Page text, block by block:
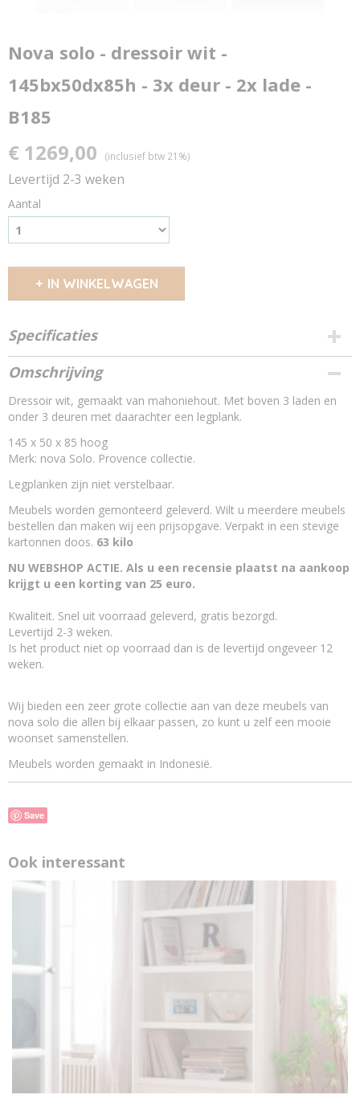
Nova solo - dressoir wit -
145bx50dx85h - 3x deur - 2x lade -
B185
€ 1269,00 (inclusief btw 21%)
Levertijd 2-3 weken
Aantal
IN WINKELWAGEN
Specificaties
Van welk merk zijn de witte meubels?
Nova Solo
Van welk hout?
mahoniehout en mdf
Land van herkomst?
Indonesië
Landelijk en brocant
Is maatwerk mogelijk?
Ja, maatwerk is mogelijk
Omschrijving
Dressoir wit, gemaakt van mahoniehout. Met boven 3 laden en
onder 3 deuren met daarachter een legplank.
145 x 50 x 85 hoog
Merk: nova Solo. Provence collectie.
Legplanken zijn niet verstelbaar.
Meubels worden gemonteerd geleverd. Wilt u meerdere meubels
bestellen dan maken wij een prijsopgave. Verpakt in een stevige
kartonnen doos. 63 kilo
NU WEBSHOP ACTIE. Als u een recensie plaatst na aankoop
krijgt u een korting van 25 euro.
Kwaliteit. Snel uit voorraad geleverd, gratis bezorgd.
Levertijd 2-3 weken.
Is het product niet op voorraad dan is de levertijd ongeveer 12
weken.
Wij bieden een zeer grote collectie aan van deze meubels van
nova solo die allen bij elkaar passen, zo kunt u zelf een mooie
woonset samenstellen.
Meubels worden gemaakt in Indonesië.
Save
Ook interessant